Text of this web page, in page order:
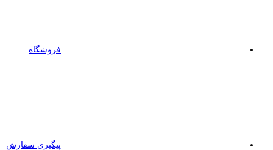
فروشگاه
پیگیری سفارش